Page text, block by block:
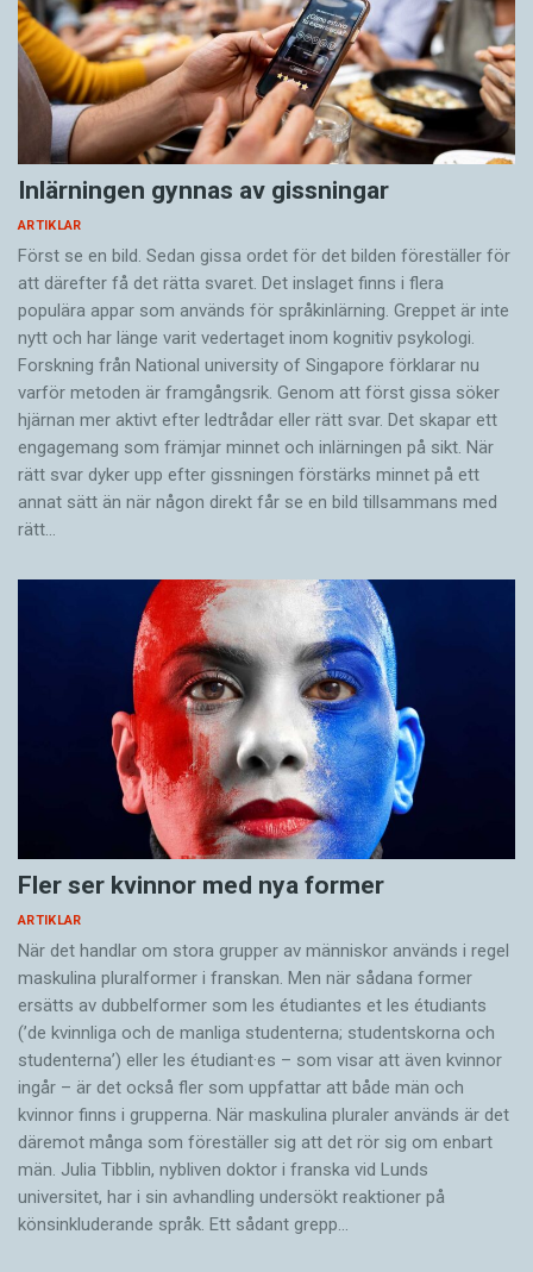
Inlärningen gynnas av gissningar
ARTIKLAR
Först se en bild. Sedan gissa ordet för det bilden föreställer för
att därefter få det rätta svaret. Det inslaget finns i flera
populära appar som används för språkinlärning. Greppet är inte
nytt och har länge varit vedertaget inom kognitiv psykologi.
Forskning från National university of Singa­pore förklarar nu
varför metoden är framgångsrik. Genom att först gissa ­söker
hjärnan mer aktivt ­efter ledtrådar eller rätt svar. Det skapar ett
engagemang som främjar minnet och inlärningen på sikt. När
rätt svar dyker upp efter gissningen förstärks minnet på ett
annat sätt än när någon direkt får se en bild tillsammans med
rätt…
Fler ser kvinnor med nya former
ARTIKLAR
När det handlar om stora grupper av människor används i regel
maskulina pluralformer i franskan. Men när sådana ­former
ersätts av dubbel­former som les étudiantes et les étudiants
(’de kvinnliga och de manliga studenterna; studentskorna och
studenterna’) eller les étudiant·es – som visar att även kvinnor
ingår – är det också fler som uppfattar att både män och
kvinnor finns i grupperna. När maskulina pluraler används är det
där­emot många som föreställer sig att det rör sig om enbart
män. Julia Tibblin, nybliven doktor i franska vid Lunds
universitet, har i sin avhandling undersökt reaktioner på
könsinkluderande språk. Ett sådant grepp…